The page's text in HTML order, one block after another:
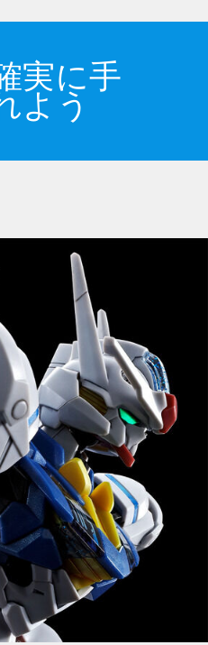
実に手
よう